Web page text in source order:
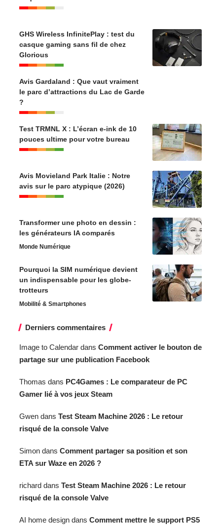
GHS Wireless InfinitePlay : test du
casque gaming sans fil de chez
Glorious
Avis Gardaland : Que vaut vraiment
le parc d’attractions du Lac de Garde
?
Test TRMNL X : L’écran e-ink de 10
pouces ultime pour votre bureau
Avis Movieland Park Italie : Notre
avis sur le parc atypique (2026)
Transformer une photo en dessin :
les générateurs IA comparés
Monde Numérique
Pourquoi la SIM numérique devient
un indispensable pour les globe-
trotteurs
Mobilité & Smartphones
Derniers commentaires
Image to Calendar dans Comment activer le bouton de
partage sur une publication Facebook
Thomas dans PC4Games : Le comparateur de PC
Gamer lié à vos jeux Steam
Gwen dans Test Steam Machine 2026 : Le retour
risqué de la console Valve
Simon dans Comment partager sa position et son
ETA sur Waze en 2026 ?
richard dans Test Steam Machine 2026 : Le retour
risqué de la console Valve
AI home design dans Comment mettre le support PS5